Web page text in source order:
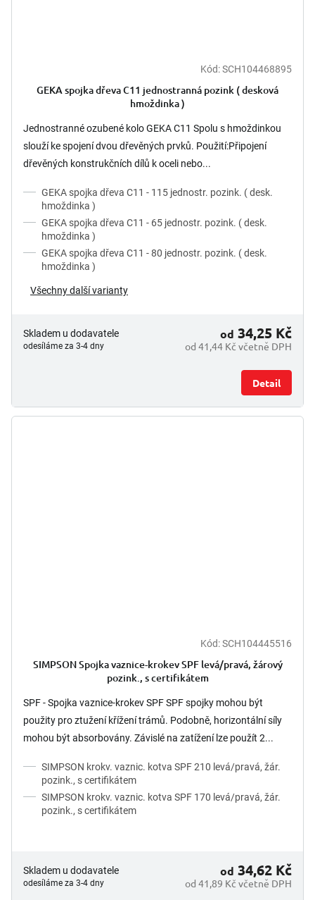
Kód:SCH104468895
GEKA spojka dřeva C11 jednostranná pozink ( desková
hmoždinka )
Jednostranné ozubené kolo GEKA C11 Spolu s hmoždinkou
slouží ke spojení dvou dřevěných prvků. Použití:Připojení
dřevěných konstrukčních dílů k oceli nebo...
GEKA spojka dřeva C11 - 115 jednostr. pozink. ( desk.
hmoždinka )
GEKA spojka dřeva C11 - 65 jednostr. pozink. ( desk.
hmoždinka )
GEKA spojka dřeva C11 - 80 jednostr. pozink. ( desk.
hmoždinka )
Všechny další varianty
Skladem u dodavatele
odesíláme za 3-4 dny od 41,44 Kč včetně DPH
od 34,25 Kč
Detail
Kód:SCH104445516
SIMPSON Spojka vaznice-krokev SPF levá/pravá, žárový
pozink., s certifikátem
SPF - Spojka vaznice-krokev SPF SPF spojky mohou být
použity pro ztužení křížení trámů. Podobně, horizontální síly
mohou být absorbovány. Závislé na zatížení lze použít 2...
SIMPSON krokv. vaznic. kotva SPF 210 levá/pravá, žár.
pozink., s certifikátem
SIMPSON krokv. vaznic. kotva SPF 170 levá/pravá, žár.
pozink., s certifikátem
Skladem u dodavatele
odesíláme za 3-4 dny od 41,89 Kč včetně DPH
od 34,62 Kč